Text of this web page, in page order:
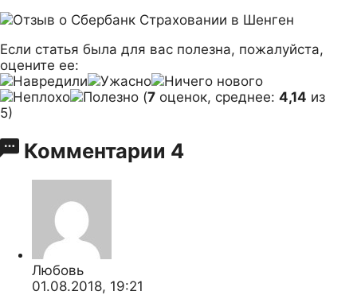
Если статья была для вас полезна, пожалуйста,
оцените ее:
(7 оценок, среднее: 4,14 из
5)
Комментарии 4
Любовь
01.08.2018, 19:21